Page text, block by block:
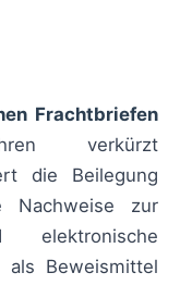
Frachtbriefen
verkürzt
die Beilegung
Nachweise zur
elektronische
als Beweismittel